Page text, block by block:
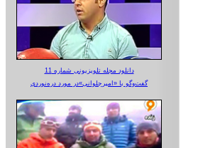
دانلود مجله تلویزیونی شماره 11
گفت‌وگو با «امیرجلوانی»در مورد دره‌نوردی